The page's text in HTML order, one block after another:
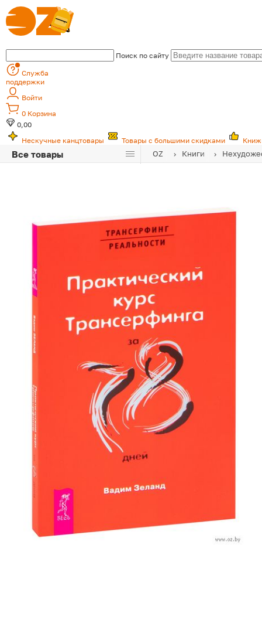
Поиск по сайту
Служба
поддержки
Войти
0 Корзина
0,00
Нескучные канцтовары
Товары с большими скидками
Все товары OZ Книги